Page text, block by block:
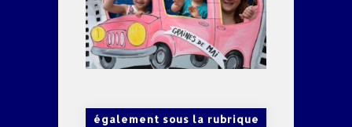
également sous la rubrique